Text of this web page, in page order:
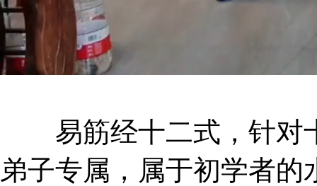
易筋经十二式，针对
弟子专属，属于初学者